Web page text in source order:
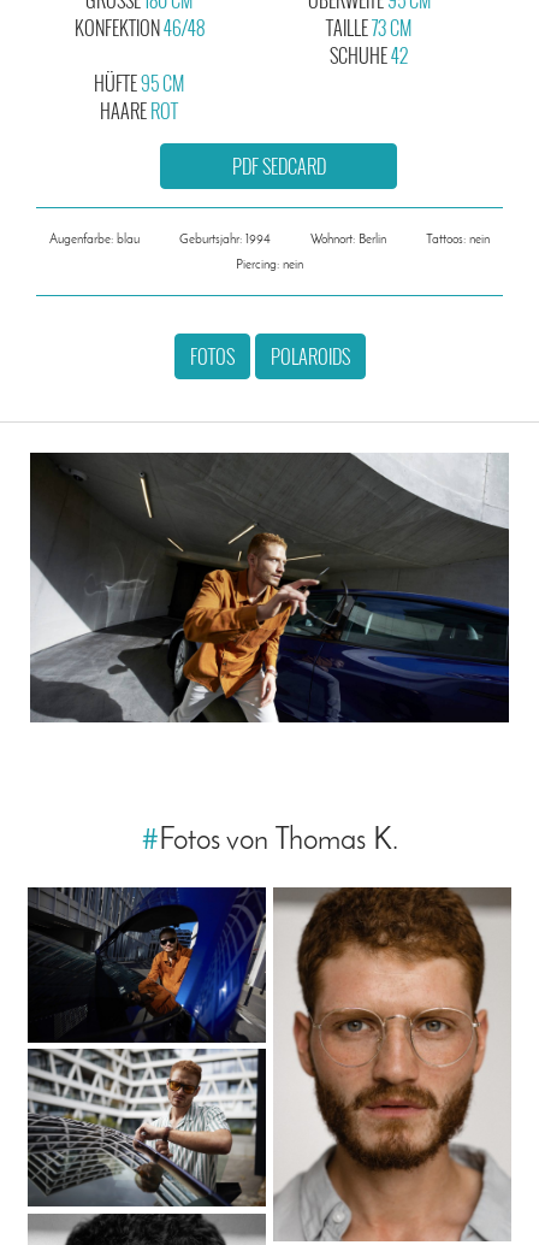
KONFEKTION46/48
TAILLE73 CM
SCHUHE42
HÜFTE95 CM
HAAREROT
PDF SEDCARD
Augenfarbe: blau Geburtsjahr: 1994 Wohnort: Berlin
Tattoos: nein
Piercing: nein
FOTOS POLAROIDS
#Fotos von Thomas K.